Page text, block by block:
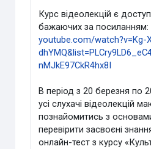
Курс відеолекцій є
бажаючих за посиланням:
youtube.com/watch?v=Kg-
nMJkE97CkR4hx8I
В період з 20 березня по
усі слухачі відеолекцій
познайомитись з
перевірити засвоєні
онлайн-тест з курсу